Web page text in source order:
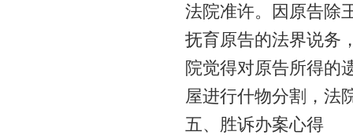
法院准许。因原告除
抚育原告的法界说务
院觉得对原告所得的
屋进行什物分割，法
五、胜诉办案心得